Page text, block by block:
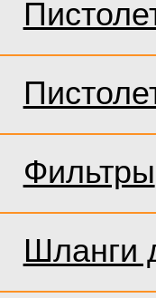
Фильтры
Шланги